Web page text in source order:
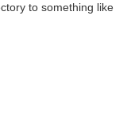
to something like